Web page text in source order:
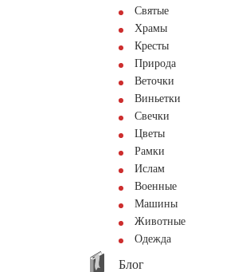
Святые
Храмы
Кресты
Природа
Веточки
Виньетки
Свечки
Цветы
Рамки
Ислам
Военные
Машины
Животные
Одежда
Блог